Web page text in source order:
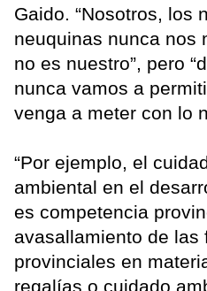
Gaido. “Nosotros, los
neuquinas nunca nos
no es nuestro”, pero
nunca vamos a
venga a meter con lo
“Por ejemplo, el
ambiental en el
es competencia
avasallamiento de las
provinciales en
regalías o cuidado